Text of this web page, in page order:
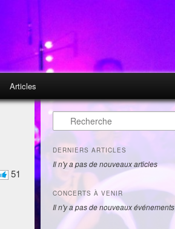
Articles
51
Recherche
DERNIERS ARTICLES
Il n'y a pas de nouveaux articles
CONCERTS À VENIR
Il n'y a pas de nouveaux événements